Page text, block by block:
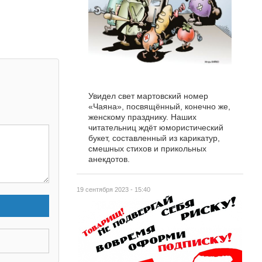
19 сентября 2023 - 15:40
Увидел свет мартовский номер
«Чаяна», посвящённый, конечно же,
женскому празднику. Наших
читательниц ждёт юмористический
букет, составленный из карикатур,
смешных стихов и прикольных
анекдотов.